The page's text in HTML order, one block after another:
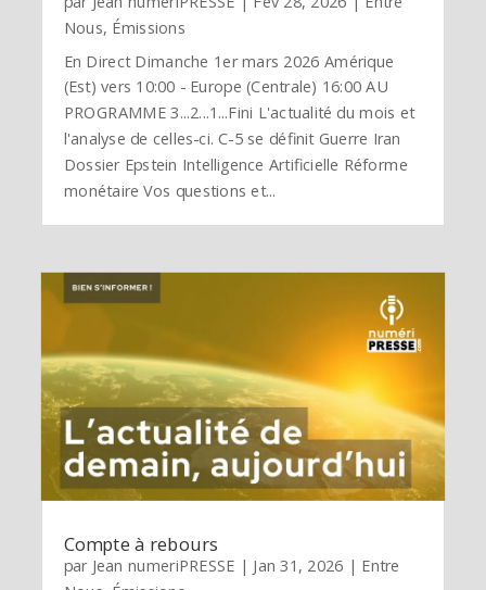
Nous, Émissions
En Direct Dimanche 1er mars 2026 Amérique
(Est) vers 10:00 - Europe (Centrale) 16:00 AU
PROGRAMME 3...2...1...Fini L'actualité du mois et
l'analyse de celles-ci. C-5 se définit Guerre Iran
Dossier Epstein Intelligence Artificielle Réforme
monétaire Vos questions et...
Compte à rebours
par Jean numeriPRESSE | Jan 31, 2026 | Entre